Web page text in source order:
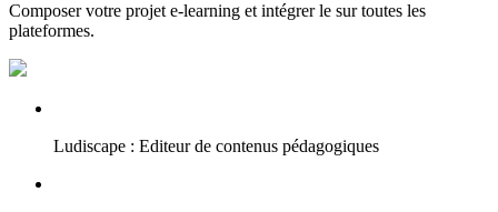
Composer votre projet e-learning et intégrer le sur toutes les
plateformes.
Ludiscape : Editeur de contenus pédagogiques